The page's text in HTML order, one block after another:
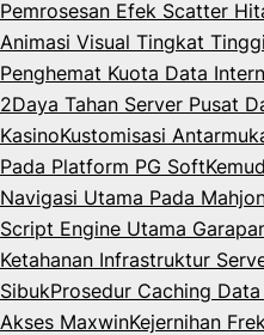
Pemrosesan Efek Scatter
Animasi Visual Tingkat
Penghemat Kuota Data
2Daya Tahan Server Pusat
KasinoKustomisasi
Pada Platform PG Soft
Navigasi Utama Pada
Script Engine Utama
Ketahanan Infrastruktur
SibukProsedur Caching
Akses MaxwinKejernihan